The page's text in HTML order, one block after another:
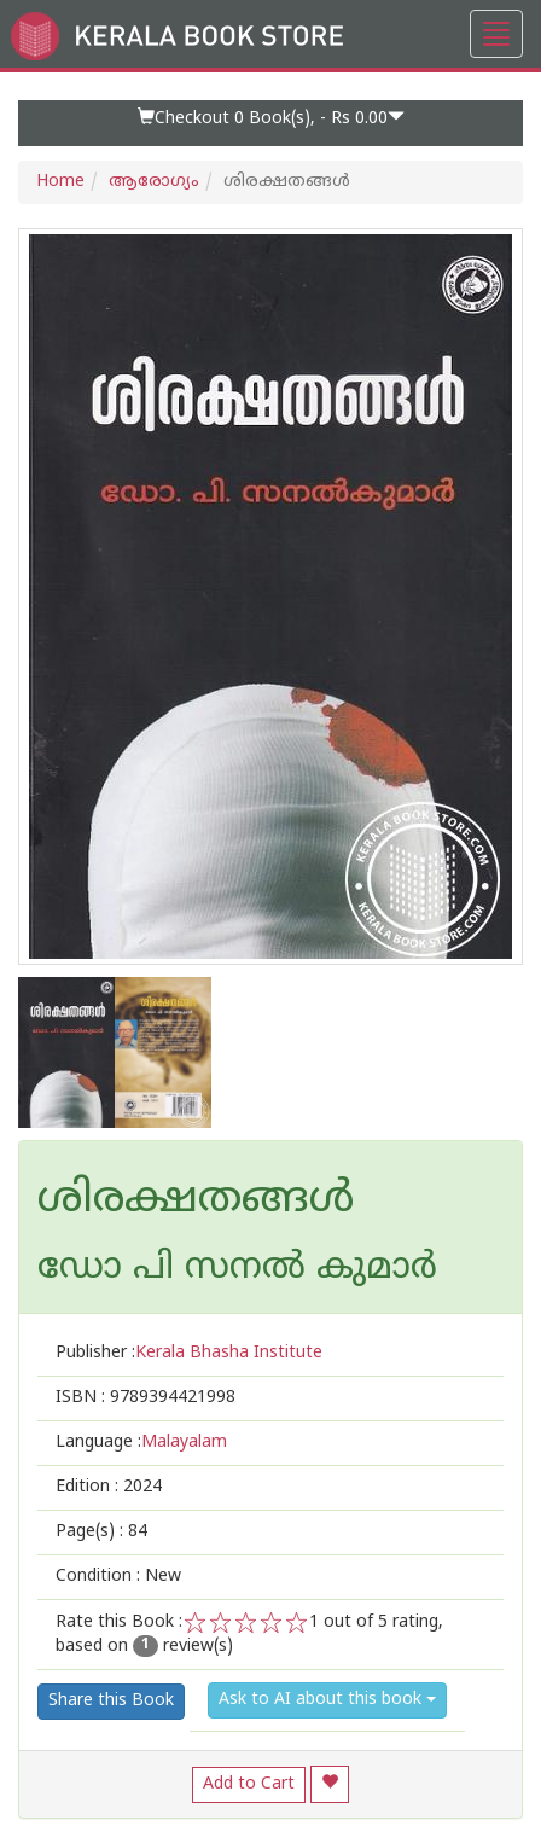
Go
to
Checkout 0 Book(s), - Rs 0.00
Home ആരോഗ്യം ശിരക്ഷതങ്ങള്‍
ശിരക്ഷതങ്ങള്‍
ഡോ പി സനല്‍ കുമാര്‍
Publisher :Kerala Bhasha Institute
ISBN : 9789394421998
Language :Malayalam
Edition : 2024
Page(s) : 84
Condition : New
Rate this Book :
2
1
1 out of 5 rating,
based on
1 review(s)
Share this Book Ask to AI about this book
Add to Cart